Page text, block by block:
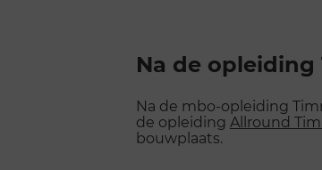
Na de
Na de mbo-opleiding
de opleiding Allround
bouwplaats.